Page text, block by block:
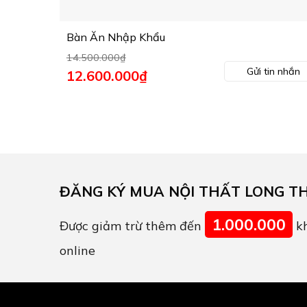
Bàn Ăn Nhập Khẩu
14.500.000₫
Giá
gốc
12.600.000₫Giá
hiện
Gửi tin nhắn
ĐĂNG KÝ MUA NỘI THẤT LONG
Được giảm trừ thêm đến 1.000.000
online